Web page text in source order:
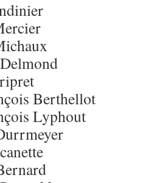
Berthellot
Lyphout